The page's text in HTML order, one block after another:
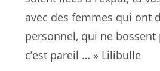
avec des femmes qui ont
personnel, qui ne bossent
c’est pareil … » Lilibulle